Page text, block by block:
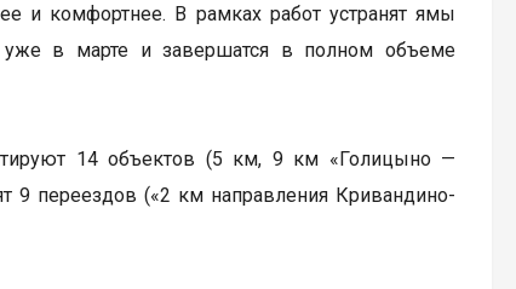
и комфортнее. В рамках работ устранят ямы
уже в марте и завершатся в полном объеме
14 объектов (5 км, 9 км «Голицыно —
9 переездов («2 км направления Кривандино-